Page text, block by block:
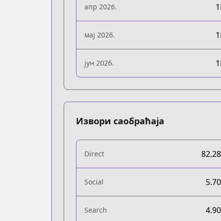
апр 2026.
мај 2026.
јун 2026.
Извори саобраћаја
Direct
Social
Search